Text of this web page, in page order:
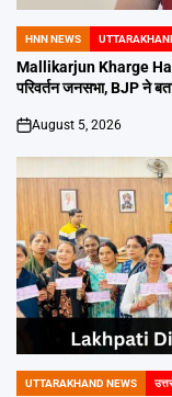
POSTED
IN
HNN NEWS
Mallikarjun Kharge
परिवर्तन जनसभा, BJP ने
on
August 5, 2026
POSTED
UTTARAKHAND NEWS